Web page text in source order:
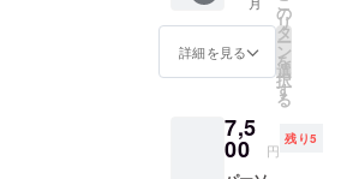
て提供
致しま
す。 ご
年1月4
日〜
2022年
チの
コース
にな
り、1番
人気の
です！
トレー
ニング
詳細を見る
の
リ
タ
ー
ン
を
選
択
す
る
7,5
00 円
残り5